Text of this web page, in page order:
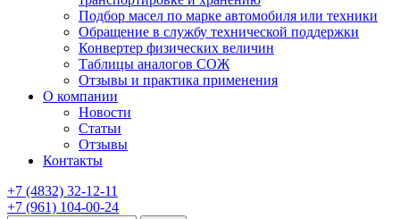
Подбор масел по марке автомобиля или техники
Обращение в службу технической поддержки
Конвертер физических величин
Таблицы аналогов СОЖ
Отзывы и практика применения
О компании
Новости
Статьи
Отзывы
Контакты
+7 (4832) 32-12-11
+7 (961) 104-00-24